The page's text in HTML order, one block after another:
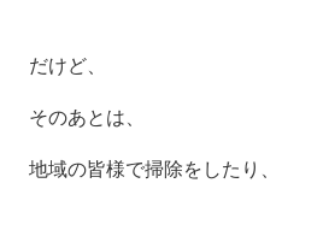
だけど、
そのあとは、
地域の皆様で掃除をしたり、